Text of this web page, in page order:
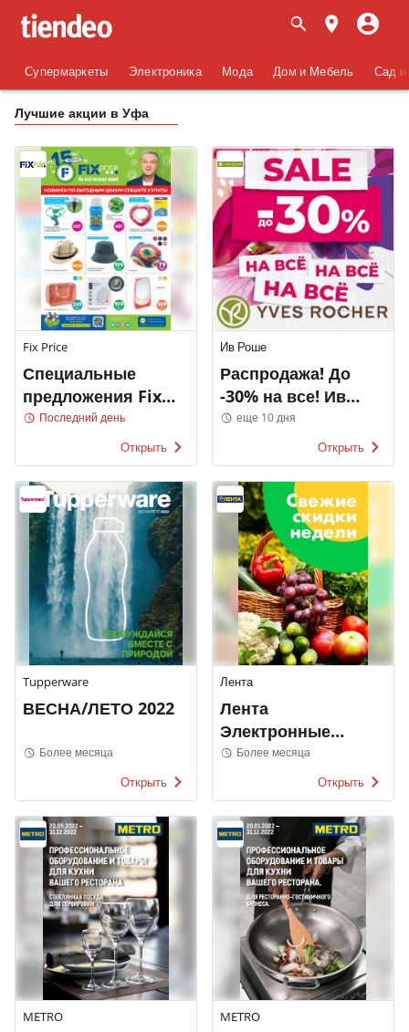
Супермаркеты Электроника Мода Дом и Мебель Сад и
Лучшие акции в Уфа
Fix Price
Специальные
предложения Fix
Price
Последний день
Открыть
Ив Роше
Распродажа! До
-30% на все! Ив
Роше
еще 10 дня
Открыть
Tupperware
ВЕСНА/ЛЕТО 2022
Более месяца
Открыть
Лента
Лента
Электронные
каталоги
Более месяца
Открыть
METRO METRO